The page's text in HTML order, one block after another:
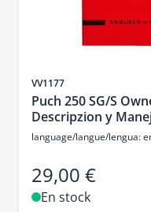
SKU
VV1177
Puch 250 SG/S
Descripzion y
language/langue/lengua:
29,00 €
En stock